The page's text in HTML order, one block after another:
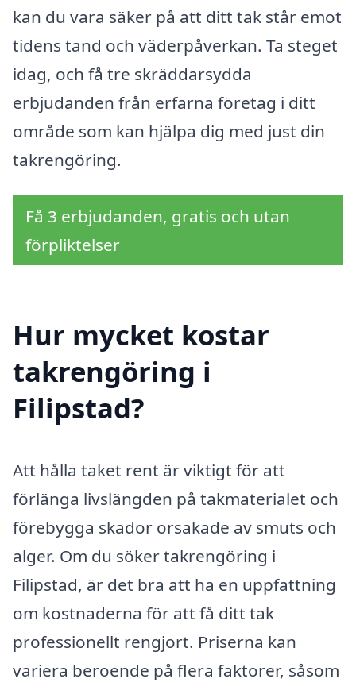
kan du vara säker på att ditt tak står emot
tidens tand och väderpåverkan. Ta steget
idag, och få tre skräddarsydda
erbjudanden från erfarna företag i ditt
område som kan hjälpa dig med just din
takrengöring.
Få 3 erbjudanden, gratis och utan
förpliktelser
Hur mycket kostar
takrengöring i
Filipstad?
Att hålla taket rent är viktigt för att
förlänga livslängden på takmaterialet och
förebygga skador orsakade av smuts och
alger. Om du söker takrengöring i
Filipstad, är det bra att ha en uppfattning
om kostnaderna för att få ditt tak
professionellt rengjort. Priserna kan
variera beroende på flera faktorer, såsom